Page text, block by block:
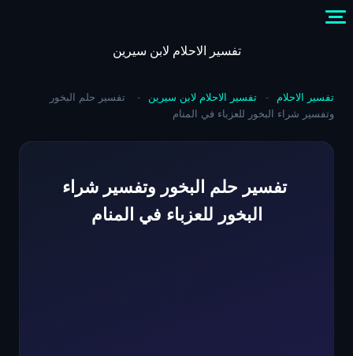
content
تفسير الاحلام لابن سيرين
تفسير الاحلام - تفسير الاحلام لابن سيرين -
تفسير حلم البخور
وتفسير شراء البخور للعزباء في المنام
تفسير حلم البخور وتفسير شراء
البخور للعزباء في المنام